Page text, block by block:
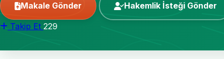
Makale Gönder Hakemlik İsteği Gönder
Takip Et 229